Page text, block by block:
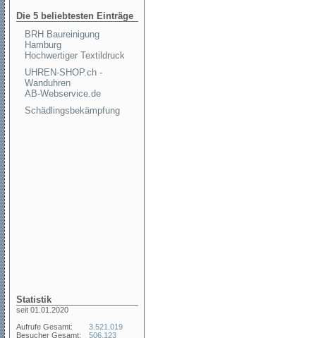
Die 5 beliebtesten Einträge
BRH Baureinigung
Hamburg
Hochwertiger Textildruck
UHREN-SHOP.ch -
Wanduhren
AB-Webservice.de
Schädlingsbekämpfung
Statistik
seit 01.01.2020
Aufrufe Gesamt:
Besucher Gesamt:
3.521.019
506.123